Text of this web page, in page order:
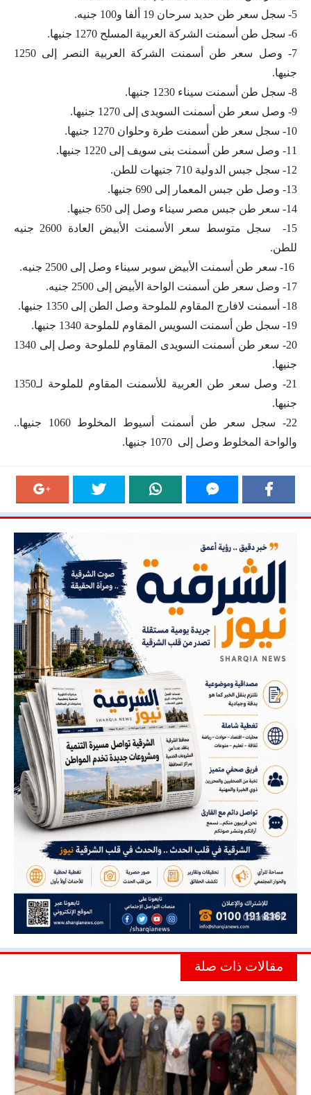
5- سجل سعر طن حديد سرحان 19 ألفا و100 جنيه.
6- سجل طن أسمنت الشركة العربية المسلح 1270 جنيها.
7- وصل سعر طن أسمنت الشركة العربية النصر إلى 1250
جنيها.
8- سجل طن أسمنت سيناء 1230 جنيها.
9- وصل سعر طن أسمنت السويدى إلى 1270 جنيها.
10- سجل سعر طن أسمنت طرة وحلوان 1270 جنيها.
11- وصل سعر طن أسمنت بنى سويف إلى 1220 جنيها.
12- سجل جبس الدولية 710 جنيهات للطن.
13- وصل طن جبس المعمار إلى 690 جنيها.
14- سعر طن جبس مصر سيناء وصل إلى 650 جنيها.
15- سجل متوسط سعر الأسمنت الأبيض العادة 2600 جنيه
للطن.
17- وصل سعر طن أسمنت الواحة الأبيض إلى 2500 جنيه.
18- أسمنت لافارج المقاوم للملوحة وصل الطن إلى 1350 جنيها.
19- سجل طن أسمنت السويس المقاوم للملوحة 1340 جنيها.
20- سعر طن أسمنت السويدى المقاوم للملوحة وصل إلى 1340
جنيها.
21- وصل سعر طن العربية للأسمنت المقاوم للملوحة لـ1350
جنيها.
22- سجل سعر طن أسمنت أسيوط المخلوط 1060 جنيها..
والواحة المخلوط وصل إلى 1070 جنيها.
مقالات ذات صلة